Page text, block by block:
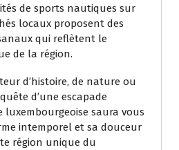
de sports nautiques sur
locaux proposent des
qui reflètent le
de la région.
d’histoire, de nature ou
d’une escapade
luxembourgeoise saura vous
intemporel et sa douceur
région unique du